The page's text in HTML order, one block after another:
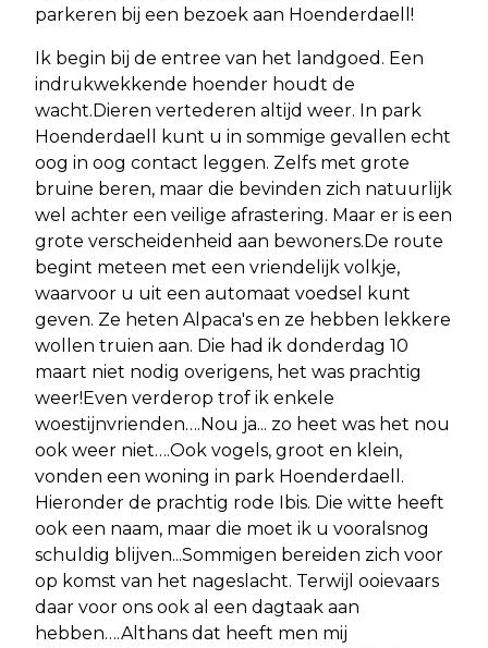
parkeren bij een bezoek aan Hoenderdaell!
Ik begin bij de entree van het landgoed. Een
indrukwekkende hoender houdt de
wacht.Dieren vertederen altijd weer. In park
Hoenderdaell kunt u in sommige gevallen echt
oog in oog contact leggen. Zelfs met grote
bruine beren, maar die bevinden zich natuurlijk
wel achter een veilige afrastering. Maar er is een
grote verscheidenheid aan bewoners.De route
begint meteen met een vriendelijk volkje,
waarvoor u uit een automaat voedsel kunt
geven. Ze heten Alpaca's en ze hebben lekkere
wollen truien aan. Die had ik donderdag 10
maart niet nodig overigens, het was prachtig
weer!Even verderop trof ik enkele
woestijnvrienden….Nou ja... zo heet was het nou
ook weer niet….Ook vogels, groot en klein,
vonden een woning in park Hoenderdaell.
Hieronder de prachtig rode Ibis. Die witte heeft
ook een naam, maar die moet ik u vooralsnog
schuldig blijven...Sommigen bereiden zich voor
op komst van het nageslacht. Terwijl ooievaars
daar voor ons ook al een dagtaak aan
hebben….Althans dat heeft men mij